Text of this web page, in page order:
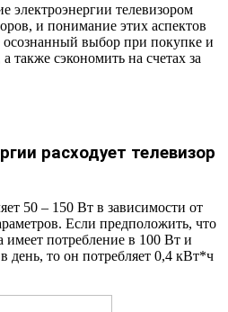
электроэнергии телевизором
и понимание этих аспектов
осознанный выбор при покупке и
также сэкономить на счетах за
расходует телевизор
50 – 150 Вт в зависимости от
Если предположить, что
имеет потребление в 100 Вт и
день, то он потребляет 0,4 кВт*ч